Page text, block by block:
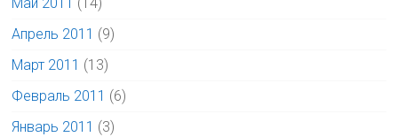
Май 2011 (14)
Апрель 2011 (9)
Март 2011 (13)
Февраль 2011 (6)
Январь 2011 (3)